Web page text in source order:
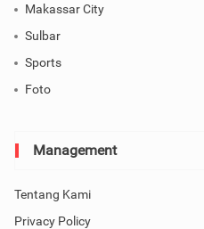
Makassar City
Sulbar
Sports
Foto
Management
Tentang Kami
Privacy Policy